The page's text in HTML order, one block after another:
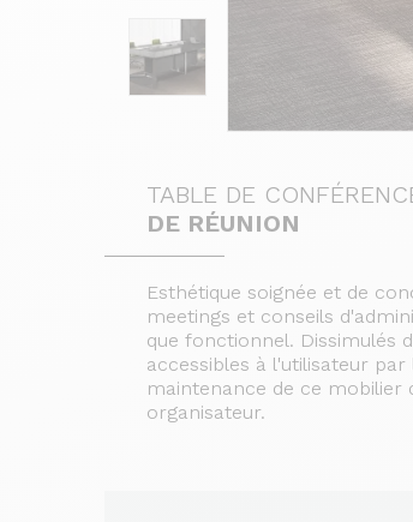
TABLE DE
DE RÉUNION
Esthétique soignée et de
meetings et conseils
que fonctionnel. Dissimulés
accessibles à l'utilisateur
maintenance de ce mobilier
organisateur.